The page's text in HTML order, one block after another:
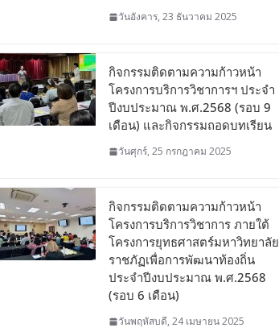
วันอังคาร, 23 ธันวาคม 2025
กิจกรรมติดตามความก้าวหน้า
โครงการบริการวิชาการฯ ประจำ
ปีงบประมาณ พ.ศ.2568 (รอบ 9
เดือน) และกิจกรรมถอดบทเรียน
วันศุกร์, 25 กรกฎาคม 2025
กิจกรรมติดตามความก้าวหน้า
โครงการบริการวิชาการ ภายใต้
โครงการยุทธศาสตร์มหาวิทยาลัย
ราชภัฏเพื่อการพัฒนาท้องถิ่น
ประจำปีงบประมาณ พ.ศ.2568
(รอบ 6 เดือน)
วันพฤหัสบดี, 24 เมษายน 2025